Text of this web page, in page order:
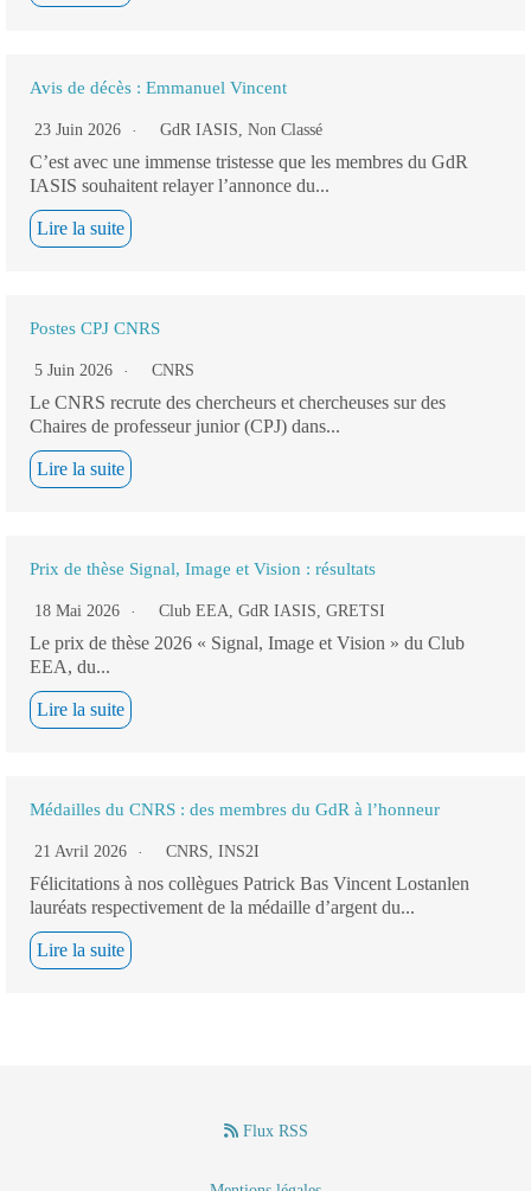
Avis de décès : Emmanuel Vincent
23 Juin 2026 GdR IASIS, Non Classé
C’est avec une immense tristesse que les membres du GdR
IASIS souhaitent relayer l’annonce du...
Lire la suite
Postes CPJ CNRS
5 Juin 2026 CNRS
Le CNRS recrute des chercheurs et chercheuses sur des
Chaires de professeur junior (CPJ) dans...
Lire la suite
Prix de thèse Signal, Image et Vision : résultats
18 Mai 2026 Club EEA, GdR IASIS, GRETSI
Le prix de thèse 2026 « Signal, Image et Vision » du Club
EEA, du...
Lire la suite
Médailles du CNRS : des membres du GdR à l’honneur
21 Avril 2026 CNRS, INS2I
Félicitations à nos collègues Patrick Bas Vincent Lostanlen
lauréats respectivement de la médaille d’argent du...
Lire la suite
Flux RSS